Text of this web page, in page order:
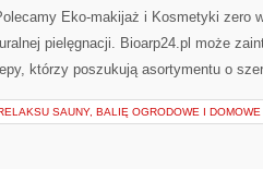
Eko-makijaż i Kosmetyki zero
pielęgnacji. Bioarp24.pl może
którzy poszukują asortymentu o
SAUNY, BALIĘ OGRODOWE I DOMOWE